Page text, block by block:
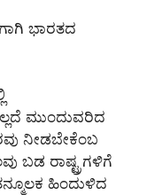
ಭಾರತದ
ಮುಂದುವರಿದ
ನೀಡಬೇಕೆಂಬ
ಬಡ ರಾಷ್ಟ್ರಗಳಿಗೆ
ಹಿಂದುಳಿದ